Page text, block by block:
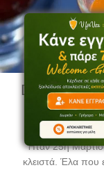
Dig in –
Ήταν 25η
κλειστά. Έλα που